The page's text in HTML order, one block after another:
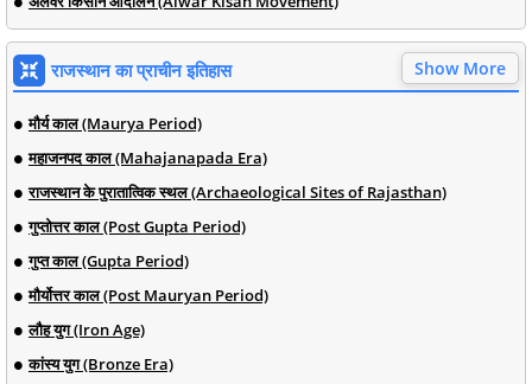
राजस्थान का प्राचीन इतिहास Show More
मौर्य काल (Maurya Period)
महाजनपद काल (Mahajanapada Era)
राजस्थान के पुरातात्विक स्थल (Archaeological Sites of Rajasthan)
गुप्तोत्तर काल (Post Gupta Period)
गुप्त काल (Gupta Period)
मौर्योत्तर काल (Post Mauryan Period)
लौह युग (Iron Age)
कांस्य युग (Bronze Era)